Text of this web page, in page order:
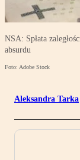
NSA: Spłata
absurdu
Foto: Adobe Stock
Aleksandra Tarka